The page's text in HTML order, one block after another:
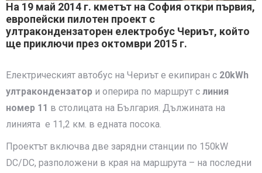
На 19 май 2014 г. кметът на София откри първия,
европейски пилотен проект с
ултракондензаторен електробус Чериът, който
ще приключи през октомври 2015 г.
Електрическият автобус на Чериът е екипиран с 20kWh
ултракондензатор и оперира по маршрут с линия
номер 11 в столицата на България. Дължината на
линията е 11,2 км. в едната посока.
Проектът включва две зарядни станции по 150kW
DC/DC, разположени в края на маршрута – на последни